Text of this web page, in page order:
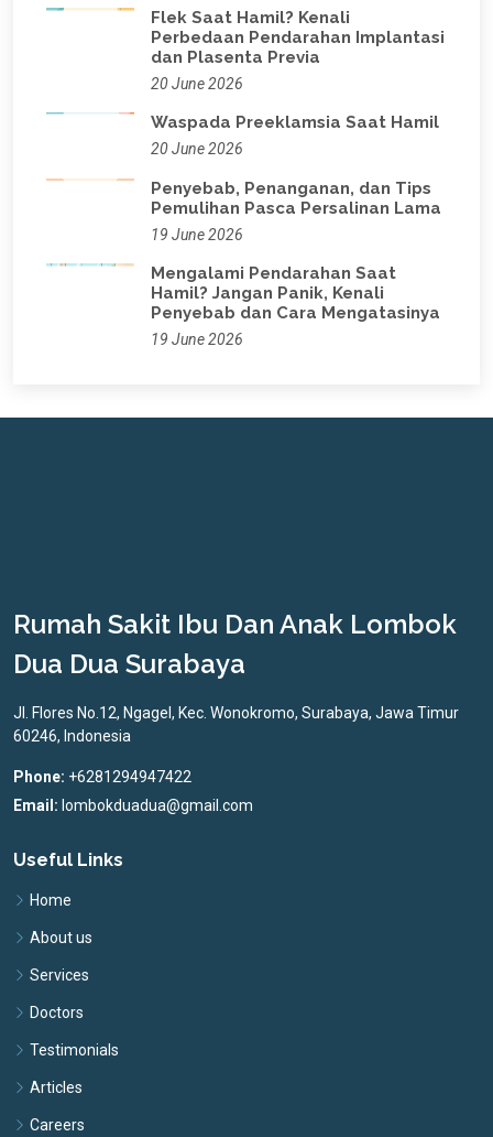
Flek Saat Hamil? Kenali
Perbedaan Pendarahan Implantasi
dan Plasenta Previa
20 June 2026
Waspada Preeklamsia Saat Hamil
20 June 2026
Penyebab, Penanganan, dan Tips
Pemulihan Pasca Persalinan Lama
19 June 2026
Mengalami Pendarahan Saat
Hamil? Jangan Panik, Kenali
Penyebab dan Cara Mengatasinya
19 June 2026
Rumah Sakit Ibu Dan Anak Lombok
Dua Dua Surabaya
Jl. Flores No.12, Ngagel, Kec. Wonokromo, Surabaya, Jawa Timur
60246, Indonesia
Phone: +6281294947422
Email: lombokduadua@gmail.com
Useful Links
Home
About us
Services
Doctors
Testimonials
Articles
Careers